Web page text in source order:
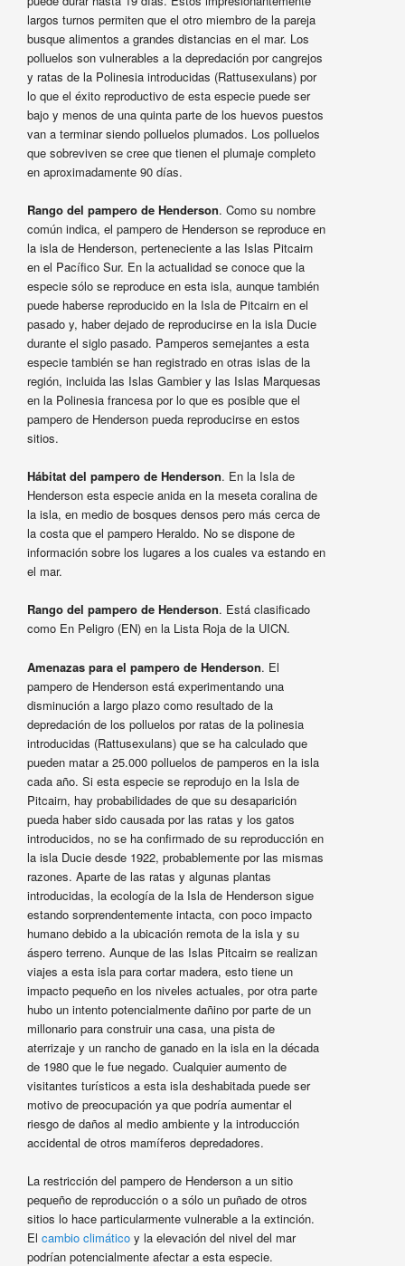
largos turnos permiten que el otro miembro de la pareja
busque alimentos a grandes distancias en el mar. Los
polluelos son vulnerables a la depredación por cangrejos
y ratas de la Polinesia introducidas (Rattusexulans) por
lo que el éxito reproductivo de esta especie puede ser
bajo y menos de una quinta parte de los huevos puestos
van a terminar siendo polluelos plumados. Los polluelos
que sobreviven se cree que tienen el plumaje completo
en aproximadamente 90 días.
Rango del pampero de Henderson. Como su nombre
común indica, el pampero de Henderson se reproduce en
la isla de Henderson, perteneciente a las Islas Pitcairn
en el Pacífico Sur. En la actualidad se conoce que la
especie sólo se reproduce en esta isla, aunque también
puede haberse reproducido en la Isla de Pitcairn en el
pasado y, haber dejado de reproducirse en la isla Ducie
durante el siglo pasado. Pamperos semejantes a esta
especie también se han registrado en otras islas de la
región, incluida las Islas Gambier y las Islas Marquesas
en la Polinesia francesa por lo que es posible que el
pampero de Henderson pueda reproducirse en estos
sitios.
Hábitat del pampero de Henderson. En la Isla de
Henderson esta especie anida en la meseta coralina de
la isla, en medio de bosques densos pero más cerca de
la costa que el pampero Heraldo. No se dispone de
información sobre los lugares a los cuales va estando en
el mar.
Rango del pampero de Henderson. Está clasificado
como En Peligro (EN) en la Lista Roja de la UICN.
Amenazas para el pampero de Henderson. El
pampero de Henderson está experimentando una
disminución a largo plazo como resultado de la
depredación de los polluelos por ratas de la polinesia
introducidas (Rattusexulans) que se ha calculado que
pueden matar a 25.000 polluelos de pamperos en la isla
cada año. Si esta especie se reprodujo en la Isla de
Pitcairn, hay probabilidades de que su desaparición
pueda haber sido causada por las ratas y los gatos
introducidos, no se ha confirmado de su reproducción en
la isla Ducie desde 1922, probablemente por las mismas
razones. Aparte de las ratas y algunas plantas
introducidas, la ecología de la Isla de Henderson sigue
estando sorprendentemente intacta, con poco impacto
humano debido a la ubicación remota de la isla y su
áspero terreno. Aunque de las Islas Pitcairn se realizan
viajes a esta isla para cortar madera, esto tiene un
impacto pequeño en los niveles actuales, por otra parte
hubo un intento potencialmente dañino por parte de un
millonario para construir una casa, una pista de
aterrizaje y un rancho de ganado en la isla en la década
de 1980 que le fue negado. Cualquier aumento de
visitantes turísticos a esta isla deshabitada puede ser
motivo de preocupación ya que podría aumentar el
riesgo de daños al medio ambiente y la introducción
accidental de otros mamíferos depredadores.
La restricción del pampero de Henderson a un sitio
pequeño de reproducción o a sólo un puñado de otros
sitios lo hace particularmente vulnerable a la extinción.
El cambio climáticoy la elevación del nivel del mar
podrían potencialmente afectar a esta especie.